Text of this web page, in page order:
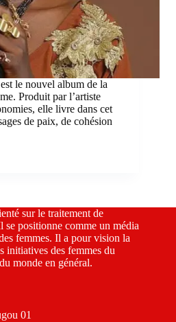
le nouvel album de la
Produit par l’artiste
elle livre dans cet
de paix, de cohésion
sur le traitement de
se positionne comme un média
femmes. Il a pour vision la
initiatives des femmes du
monde en général.
01